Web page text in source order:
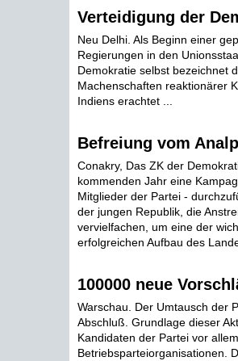
Verteidigung der
Neu Delhi. Als Beginn einer
Regierungen in den
Demokratie selbst bezeichnet
Machenschaften reaktionärer
Indiens erachtet ...
Befreiung vom
Conakry, Das ZK der
kommenden Jahr eine
Mitglieder der Partei -
der jungen Republik, die
vervielfachen, um eine der
erfolgreichen Aufbau des
100000 neue
Warschau. Der Umtausch der
Abschluß. Grundlage dieser
Kandidaten der Partei vor
Betriebsparteiorganisationen.